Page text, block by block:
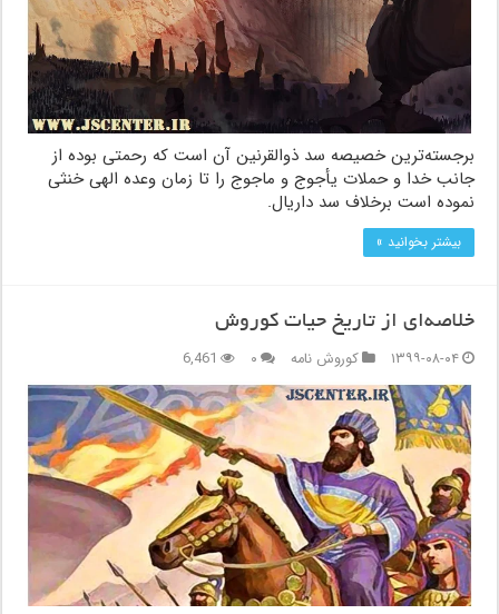
برجسته‌ترین خصیصه سد ذوالقرنین آن است که رحمتی بوده از
جانب خدا و حملات یأجوج و ماجوج را تا زمان وعده الهی خنثی
نموده است برخلاف سد داریال.
بیشتر بخوانید »
خلاصه‌ای از تاریخ حیات کوروش
۱۳۹۹-۰۸-۰۴
کوروش نامه ۰ 6,461